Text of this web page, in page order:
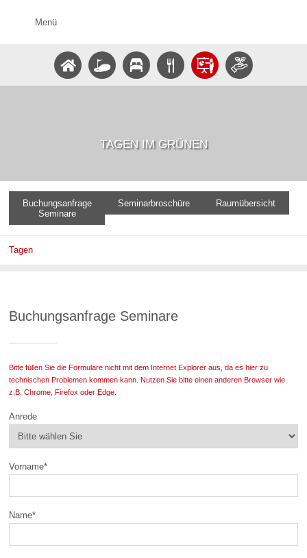
Menü
TAGEN IM GRÜNEN
Buchungsanfrage
Seminare
Seminarbroschüre Raumübersicht
Tagen
Buchungsanfrage Seminare
Bitte füllen Sie die Formulare nicht mit dem Internet Explorer aus, da es hier zu
technischen Problemen kommen kann. Nutzen Sie bitte einen anderen Browser wie
z.B. Chrome, Firefox oder Edge.
Anrede
Vorname*
Name*